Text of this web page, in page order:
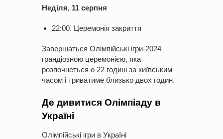
Неділя, 11 серпня
22:00. Церемонія закриття
Завершаться Олімпійські ігри-2024
грандіозною церемонією, яка
розпочнеться о 22 годині за київським
часом і триватиме близько двох годин.
Де дивитися Олімпіаду в
Україні
Олімпійські ігри в Україні